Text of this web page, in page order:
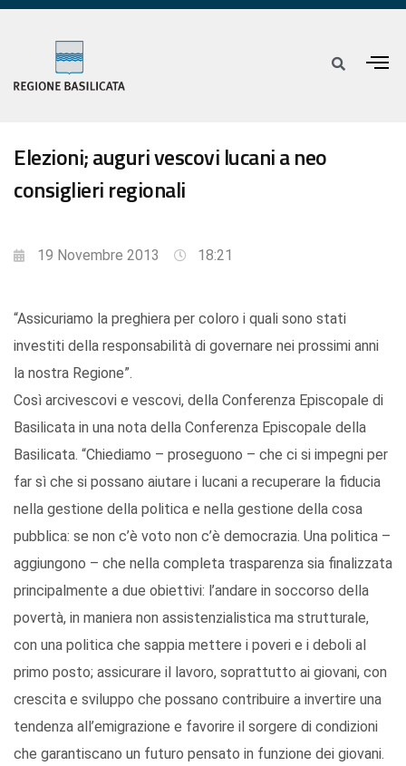
Elezioni; auguri vescovi lucani a neo
consiglieri regionali
19 Novembre 2013 18:21
“Assicuriamo la preghiera per coloro i quali sono stati
investiti della responsabilità di governare nei prossimi anni
la nostra Regione”.
Così arcivescovi e vescovi, della Conferenza Episcopale di
Basilicata in una nota della Conferenza Episcopale della
Basilicata. “Chiediamo – proseguono – che ci si impegni per
far sì che si possano aiutare i lucani a recuperare la fiducia
nella gestione della politica e nella gestione della cosa
pubblica: se non c’è voto non c’è democrazia. Una politica –
aggiungono – che nella completa trasparenza sia finalizzata
principalmente a due obiettivi: l’andare in soccorso della
povertà, in maniera non assistenzialistica ma strutturale,
con una politica che sappia mettere i poveri e i deboli al
primo posto; assicurare il lavoro, soprattutto ai giovani, con
crescita e sviluppo che possano contribuire a invertire una
tendenza all’emigrazione e favorire il sorgere di condizioni
che garantiscano un futuro pensato in funzione dei giovani.